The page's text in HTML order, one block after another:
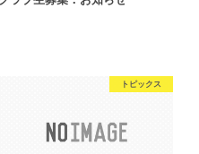
トピックス